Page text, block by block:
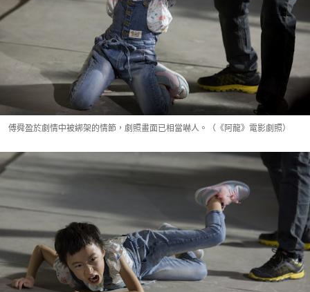
傅舜盈於劇情中被綁架的情節，劇照畫面已相當嚇人。（《阿龍》電影劇照）